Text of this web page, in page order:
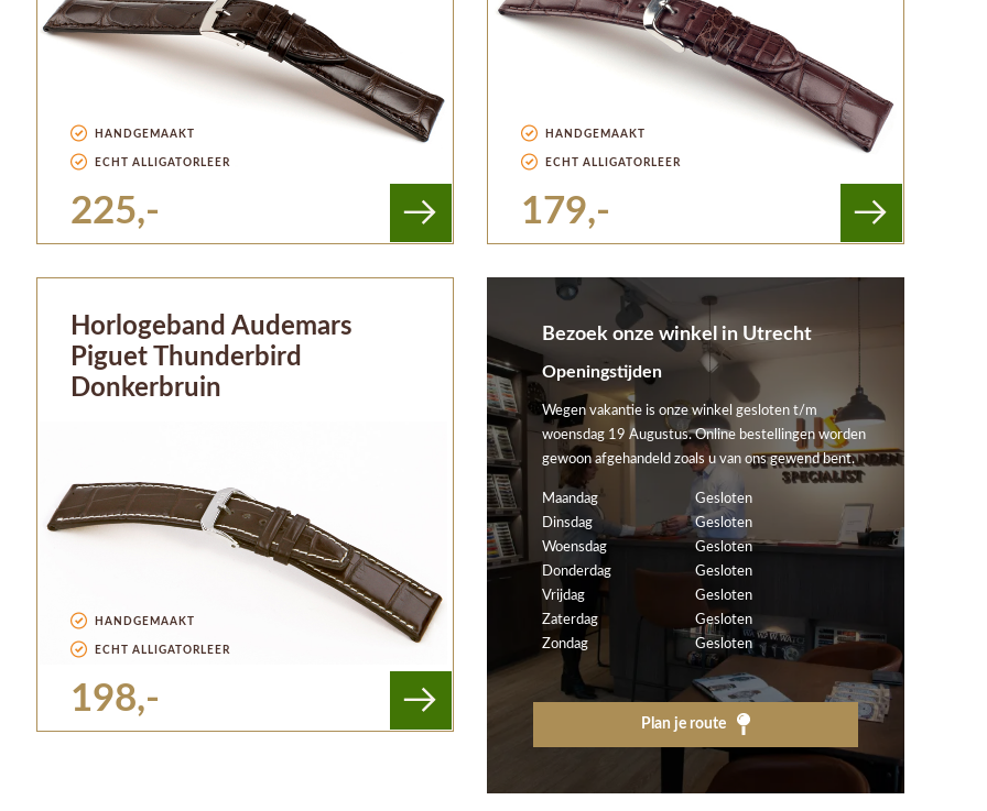
HANDGEMAAKT
ECHT ALLIGATORLEER
225,-
HANDGEMAAKT
ECHT ALLIGATORLEER
179,-
Horlogeband Audemars
Piguet Thunderbird
Donkerbruin
HANDGEMAAKT
ECHT ALLIGATORLEER
198,-
Bezoek onze winkel in Utrecht
Openingstijden
Wegen vakantie is onze winkel gesloten t/m
woensdag 19 Augustus. Online bestellingen worden
gewoon afgehandeld zoals u van ons gewend bent.
Maandag
Gesloten
Dinsdag
Gesloten
Woensdag
Gesloten
Donderdag
Gesloten
Vrijdag
Gesloten
Zaterdag
Gesloten
Zondag
Gesloten
Plan je route